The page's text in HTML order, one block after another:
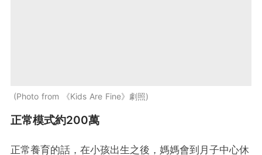
Photo from 《Kids Are Fine》劇照
正常模式約200萬
正常養育的話，在小孩出生之後，媽媽會到月子中心休